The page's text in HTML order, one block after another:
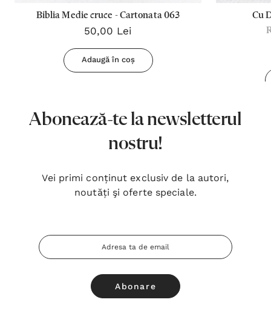
Biblia Medie cruce - Cartonata 063
50,00 Lei
Adaugă în coș
Cu
Abonează-te la newsletterul
nostru!
Vei primi conținut exclusiv de la autori,
noutăți şi oferte speciale.
Adresa
Email